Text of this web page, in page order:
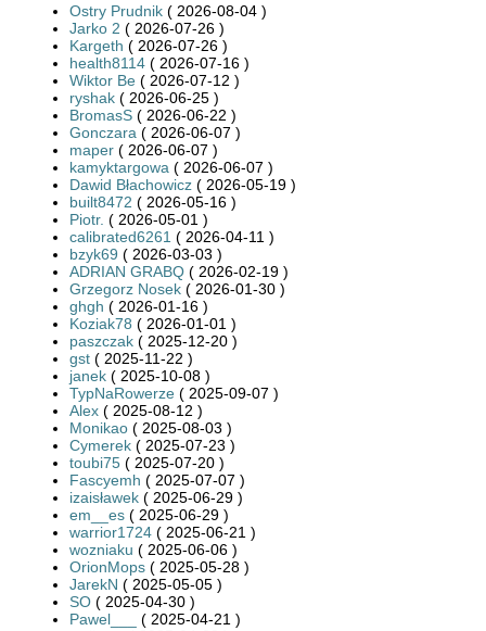
Ostry Prudnik ( 2026-08-04 )
Jarko 2 ( 2026-07-26 )
Kargeth ( 2026-07-26 )
health8114 ( 2026-07-16 )
Wiktor Be ( 2026-07-12 )
ryshak ( 2026-06-25 )
BromasS ( 2026-06-22 )
Gonczara ( 2026-06-07 )
maper ( 2026-06-07 )
kamyktargowa ( 2026-06-07 )
Dawid Błachowicz ( 2026-05-19 )
built8472 ( 2026-05-16 )
Piotr. ( 2026-05-01 )
calibrated6261 ( 2026-04-11 )
bzyk69 ( 2026-03-03 )
ADRIAN GRABQ ( 2026-02-19 )
Grzegorz Nosek ( 2026-01-30 )
ghgh ( 2026-01-16 )
Koziak78 ( 2026-01-01 )
paszczak ( 2025-12-20 )
gst ( 2025-11-22 )
janek ( 2025-10-08 )
TypNaRowerze ( 2025-09-07 )
Alex ( 2025-08-12 )
Monikao ( 2025-08-03 )
Cymerek ( 2025-07-23 )
toubi75 ( 2025-07-20 )
Fascyemh ( 2025-07-07 )
izaisławek ( 2025-06-29 )
em__es ( 2025-06-29 )
warrior1724 ( 2025-06-21 )
wozniaku ( 2025-06-06 )
OrionMops ( 2025-05-28 )
JarekN ( 2025-05-05 )
SO ( 2025-04-30 )
Pawel___
( 2025-04-21 )